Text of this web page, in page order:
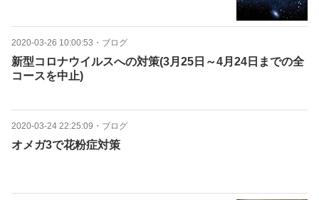
2020-03-26 10:00:53 ・ ブログ
新型コロナウイルスへの対策(3月25日～4月24日までの全
コースを中止)
2020-03-24 22:25:09 ・ ブログ
オメガ3で花粉症対策